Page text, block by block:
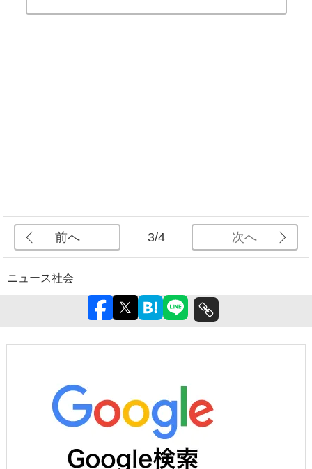
前へ 3/4 次へ
ニュース社会